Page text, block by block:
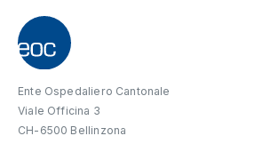
Ente Ospedaliero Cantonale
Viale Officina 3
CH-6500 Bellinzona